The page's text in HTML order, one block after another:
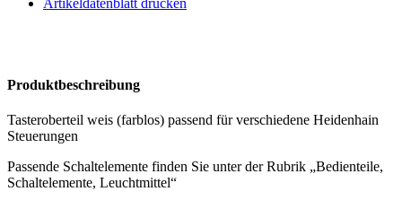
Produktbeschreibung
Tasteroberteil weis (farblos) passend für verschiedene Heidenhain
Steuerungen
Passende Schaltelemente finden Sie unter der Rubrik „Bedienteile,
Schaltelemente, Leuchtmittel“